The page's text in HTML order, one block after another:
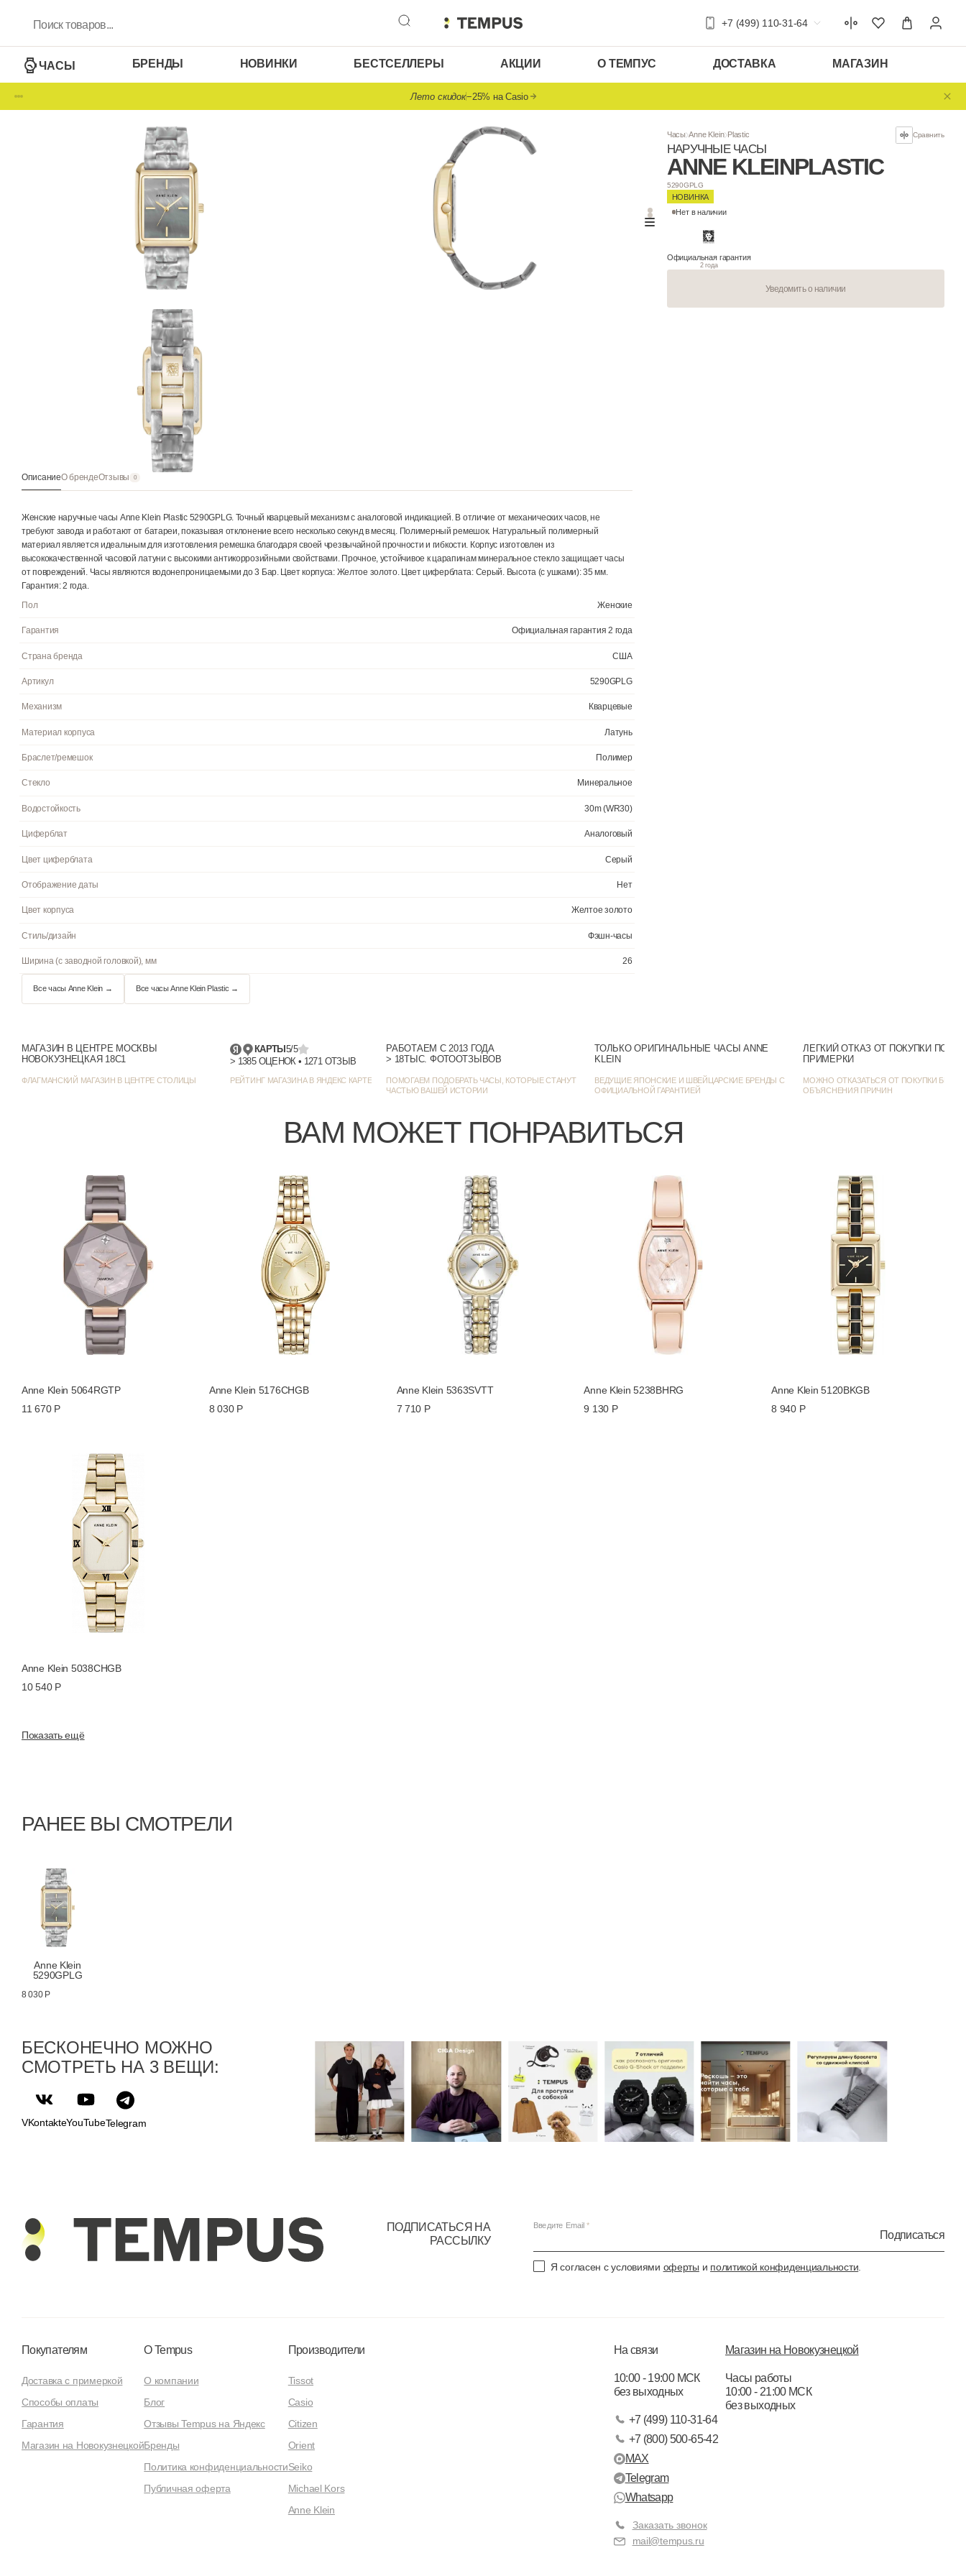
+7 (499) 110-31-64
ЧАСЫ БРЕНДЫ НОВИНКИ БЕСТСЕЛЛЕРЫ АКЦИИ О ТЕМПУС ДОСТАВКА МАГАЗИН
Лето скидок−25% на Casio
Часы Anne Klein Plastic
НАРУЧНЫЕ ЧАСЫ
ОписаниеО брендеОтзывы 0
Женские наручные часы Anne Klein Plastic 5290GPLG. Точный кварцевый механизм с аналоговой индикацией. В отличие от механических часов, не
требуют завода и работают от батареи, показывая отклонение всего несколько секунд в месяц. Полимерный ремешок. Натуральный полимерный
высококачественной часовой латуни с высокими антикоррозийными свойствами. Прочное, устойчивое к царапинам минеральное стекло защищает часы
Гарантия: 2 года.
Пол
Артикул
Механизм
Материал корпуса
Браслет/ремешок
МАГАЗИН В ЦЕНТРЕ МОСКВЫ
НОВОКУЗНЕЦКАЯ 18С1
ФЛАГМАНСКИЙ МАГАЗИН В ЦЕНТРЕ СТОЛИЦЫ
КАРТЫ 5/5
> 1385 ОЦЕНОК • 1271 ОТЗЫВ
РЕЙТИНГ МАГАЗИНА В ЯНДЕКС КАРТЕ
РАБОТАЕМ С 2013 ГОДА
> 18ТЫС. ФОТООТЗЫВОВ
ПОМОГАЕМ ПОДОБРАТЬ ЧАСЫ, КОТОРЫЕ СТАНУТ
ЧАСТЬЮ ВАШЕЙ ИСТОРИИ
ТОЛЬКО ОРИГИНАЛЬНЫЕ ЧАСЫ ANNE
KLEIN
ВЕДУЩИЕ ЯПОНСКИЕ И ШВЕЙЦАРСКИЕ БРЕНДЫ С
ОФИЦИАЛЬНОЙ ГАРАНТИЕЙ
ЛЕГКИЙ ОТКАЗ ОТ ПОКУПКИ ПОСЛЕ
ПРИМЕРКИ
МОЖНО ОТКАЗАТЬСЯ ОТ ПОКУПКИ БЕЗ
ОБЪЯСНЕНИЯ ПРИЧИН
ВАМ МОЖЕТ ПОНРАВИТЬСЯ
Anne Klein 5064RGTP
11 670 Р
Anne Klein 5176CHGB
8 030 Р
Anne Klein 5363SVTT
7 710 Р
Anne Klein 5238BHRG
9 130 Р
Anne Klein 5120BKGB
8 940 Р
Anne Klein 5038CHGB
10 540 Р
Показать ещё
РАНЕЕ ВЫ СМОТРЕЛИ
Anne Klein
5290GPLG
8 030 Р
БЕСКОНЕЧНО МОЖНО
СМОТРЕТЬ НА 3 ВЕЩИ:
VKontakteYouTubeTelegram
ПОДПИСАТЬСЯ НА
РАССЫЛКУ
Введите Email
Подписаться
Я согласен с условиями оферты и политикой конфиденциальности
Покупателям
Доставка с примеркой
Способы оплаты
Гарантия
Магазин на Новокузнецкой
О Tempus
О компании
Блог
Отзывы Tempus на Яндекс
Бренды
Политика конфиденциальности
Публичная оферта
Производители
Tissot
Casio
Citizen
Orient
Seiko
Michael Kors
Anne Klein
На связи
10:00 - 19:00 МСК
без выходных
+7 (499) 110-31-64
+7 (800) 500-65-42
MAX
Telegram
Whatsapp
Заказать звонок
mail@tempus.ru
Магазин на Новокузнецкой
Часы работы
10:00 - 21:00 МСК
без выходных